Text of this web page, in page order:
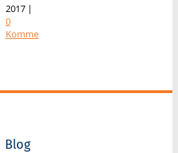
2017 |
0
Kommentare
Blog